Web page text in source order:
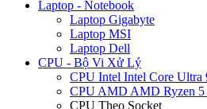
Laptop - Notebook
Laptop Gigabyte
Laptop MSI
Laptop Dell
CPU - Bộ Vi Xử Lý
CPU Intel Intel Core Ultra
CPU AMD AMD Ryzen 5
CPU Theo Socket